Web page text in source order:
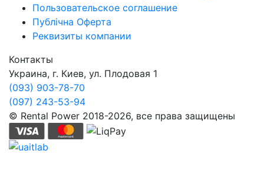
Пользовательское соглашение
Публічна Оферта
Реквизиты компании
Контакты
Украина, г. Киев, ул. Плодовая 1
(093) 903-78-70
(097) 243-53-94
© Rental Power 2018-2026, все права защищены